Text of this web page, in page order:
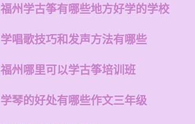
福州学古筝有哪些地方好学的学校
学唱歌技巧和发声方法有哪些
福州哪里可以学古筝培训班
学琴的好处有哪些作文三年级